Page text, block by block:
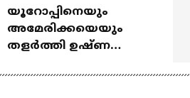
യൂറോപ്പിനെയും
അമേരിക്കയെയും
തളർത്തി ഉഷ്ണ